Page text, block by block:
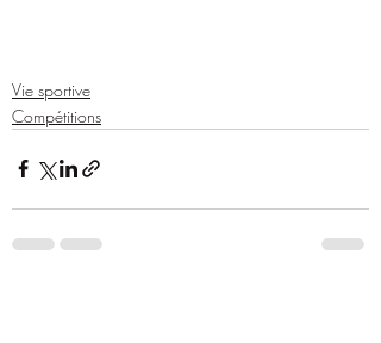
Vie sportive
Compétitions